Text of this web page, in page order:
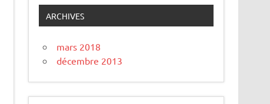
ARCHIVES
mars 2018
décembre 2013